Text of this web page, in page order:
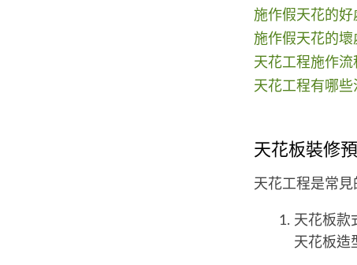
施作假天花的好
施作假天花的壞
天花工程施作流
天花工程有哪些
天花板裝修
天花工程是常
天花板款
天花板造